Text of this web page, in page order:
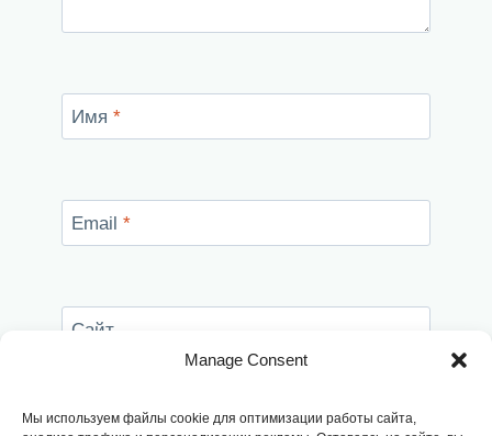
Manage Consent
Мы используем файлы cookie для оптимизации работы сайта,
Имя *
Email *
Сайт
этом браузере для последующих моих